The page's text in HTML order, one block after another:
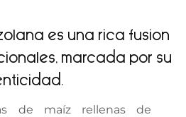
es una rica fusión
marcada por su
de maíz rellenas de